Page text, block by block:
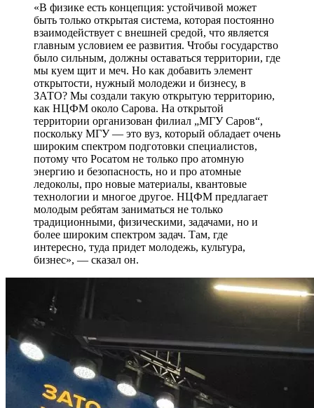
«В физике есть концепция: устойчивой может
быть только открытая система, которая постоянно
взаимодействует с внешней средой, что является
главным условием ее развития. Чтобы государство
было сильным, должны оставаться территории, где
мы куем щит и меч. Но как добавить элемент
открытости, нужный молодежи и бизнесу, в
ЗАТО? Мы создали такую открытую территорию,
как НЦФМ около Сарова. На открытой
территории организован филиал „МГУ Саров“,
поскольку МГУ — это вуз, который обладает очень
широким спектром подготовки специалистов,
потому что Росатом не только про атомную
энергию и безопасность, но и про атомные
ледоколы, про новые материалы, квантовые
технологии и многое другое. НЦФМ предлагает
молодым ребятам заниматься не только
традиционными, физическими, задачами, но и
более широким спектром задач. Там, где
интересно, туда придет молодежь, культура,
бизнес», — сказал он.